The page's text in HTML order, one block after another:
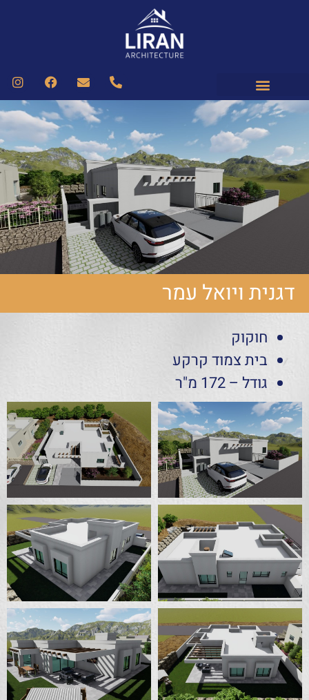
דגנית ויואל עמר
חוקוק
בית צמוד קרקע
גודל – 172 מ"ר